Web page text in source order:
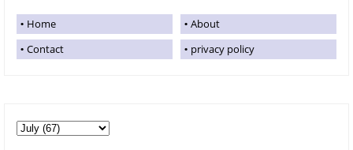
Home
About
Contact
privacy policy